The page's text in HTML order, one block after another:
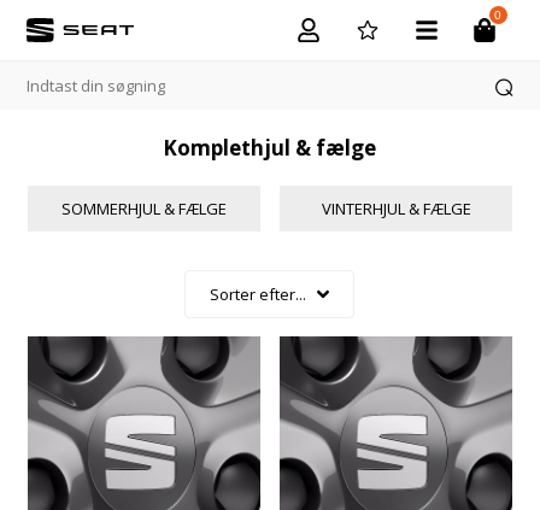
0
Komplethjul & fælge
SOMMERHJUL & FÆLGE VINTERHJUL & FÆLGE